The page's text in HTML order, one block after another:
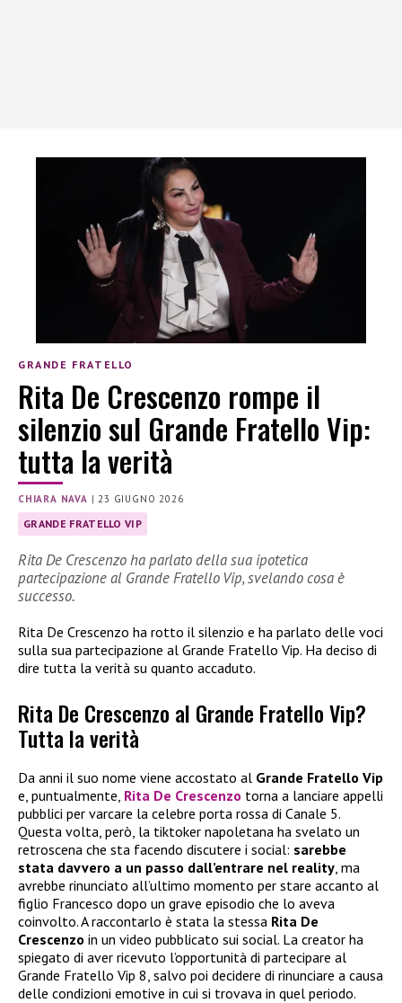
GRANDE FRATELLO
Rita De Crescenzo rompe il
silenzio sul Grande Fratello Vip:
tutta la verità
CHIARA NAVA | 23 GIUGNO 2026
GRANDE FRATELLO VIP
Rita De Crescenzo ha parlato della sua ipotetica
partecipazione al Grande Fratello Vip, svelando cosa è
successo.
Rita De Crescenzo ha rotto il silenzio e ha parlato delle voci
sulla sua partecipazione al Grande Fratello Vip. Ha deciso di
dire tutta la verità su quanto accaduto.
Rita De Crescenzo al Grande Fratello Vip?
Tutta la verità
Da anni il suo nome viene accostato al Grande Fratello Vip
e, puntualmente, Rita De Crescenzo torna a lanciare appelli
pubblici per varcare la celebre porta rossa di Canale 5.
Questa volta, però, la tiktoker napoletana ha svelato un
retroscena che sta facendo discutere i social: sarebbe
stata davvero a un passo dall’entrare nel reality , ma
avrebbe rinunciato all’ultimo momento per stare accanto al
figlio Francesco dopo un grave episodio che lo aveva
coinvolto. A raccontarlo è stata la stessa Rita De
Crescenzo in un video pubblicato sui social. La creator ha
spiegato di aver ricevuto l’opportunità di partecipare al
Grande Fratello Vip 8, salvo poi decidere di rinunciare a causa
delle condizioni emotive in cui si trovava in quel periodo.